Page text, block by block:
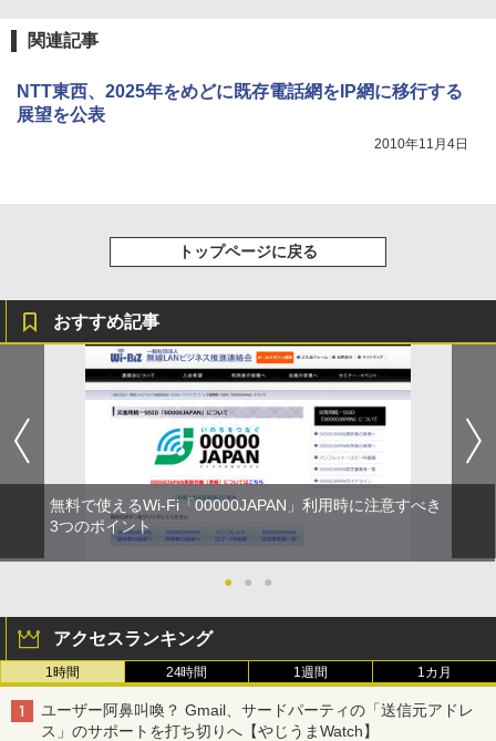
関連記事
NTT東西、2025年をめどに既存電話網をIP網に移行する
展望を公表
2010年11月4日
トップページに戻る
おすすめ記事
無料で使えるWi-Fi「00000JAPAN」利用時に注意すべき
3つのポイント
● ● ●
アクセスランキング
1時間 24時間 1週間 1カ月
ユーザー阿鼻叫喚？ Gmail、サードパーティの「送信元アドレ
ス」のサポートを打ち切りへ【やじうまWatch】